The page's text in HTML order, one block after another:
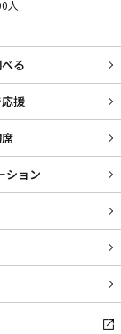
人
る
援
ション